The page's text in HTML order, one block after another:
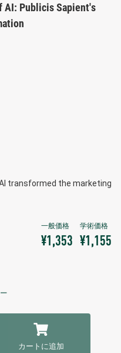
AI: Publicis Sapient's
transformed the marketing
¥1,353 ¥1,155
カートに追加